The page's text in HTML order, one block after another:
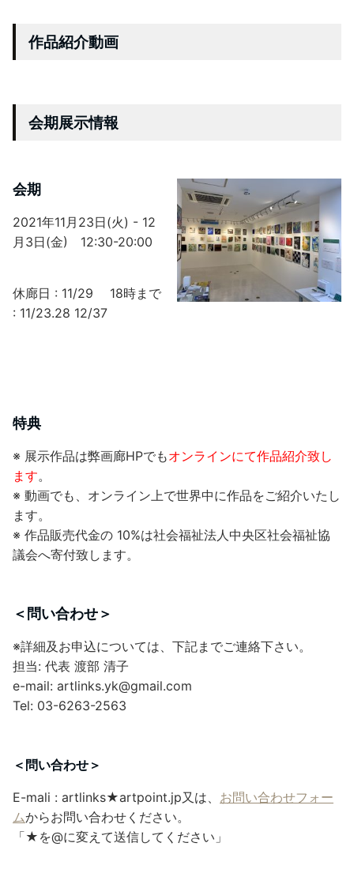
作品紹介動画
会期展示情報
会期
2021年11月23日(火) - 12
月3日(金) 12:30-20:00
休廊日 : 11/29 18時まで
: 11/23.28 12/37
特典
※ 展示作品は弊画廊HPでもオンラインにて作品紹介致し
ます。
※ 動画でも、オンライン上で世界中に作品をご紹介いたし
ます。
※ 作品販売代金の 10%は社会福祉法人中央区社会福祉協
議会へ寄付致します。
＜問い合わせ＞
※詳細及お申込については、下記までご連絡下さい。
担当: 代表 渡部 清子
e-mail: artlinks.yk@gmail.com
Tel: 03-6263-2563
＜問い合わせ＞
E-mali : artlinks★artpoint.jp又は、 お問い合わせフォー
ムからお問い合わせください。
「★を@に変えて送信してください」